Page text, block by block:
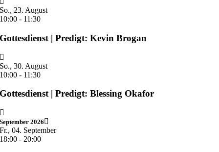
So., 23. August
10:00 - 11:30
Gottesdienst | Predigt: Kevin Brogan
So., 30. August
10:00 - 11:30
Gottesdienst | Predigt: Blessing Okafor
September 2026
Fr., 04. September
18:00 - 20:00